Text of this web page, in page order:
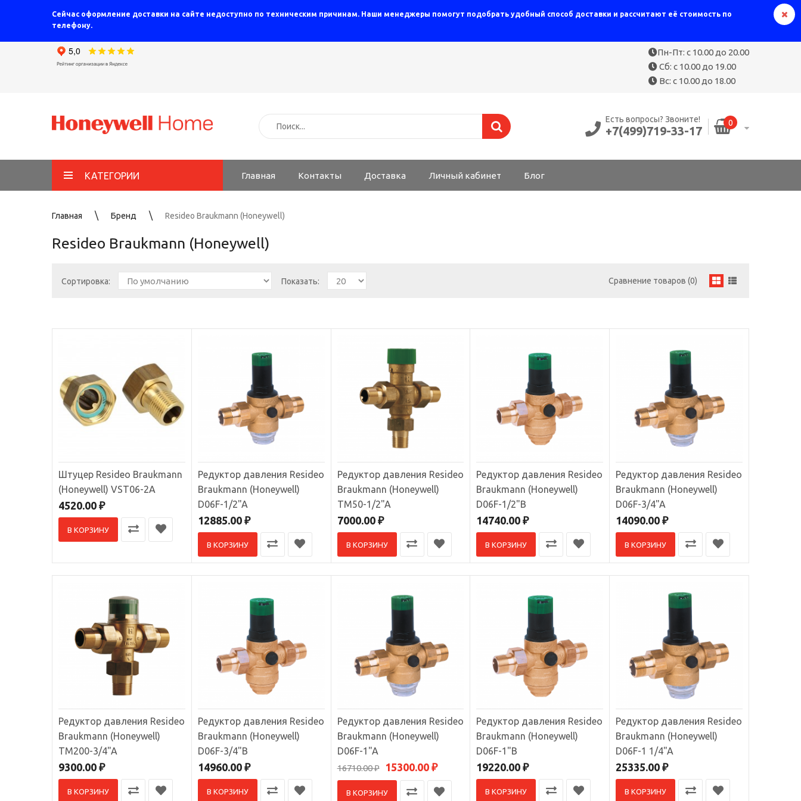
Сейчас оформление доставки на сайте недоступно по техническим причинам. Наши менеджеры помогут подобрать удобный способ доставки и рассчитают её стоимость по
телефону.
Пн-Пт: с 10.00 до 20.00
Сб: с 10.00 до 19.00
Вс: с 10.00 до 18.00
Есть вопросы? Звоните!
+7(499)719-33-17
0
КАТЕГОРИИ Главная Контакты Доставка Личный кабинет Блог
Главная Бренд Resideo Braukmann (Honeywell)
Resideo Braukmann (Honeywell)
Сравнение товаров (0)
Сортировка: Показать:
Комплект фитингов VST06-2A.Состав комплекта:Втулка с наружной резьбой 2" - 2
4520.00 ₽
В КОРЗИНУ
В сравнение
В избранное
Редуктор давления Resideo Braukmann (Honeywell) D06F-1/2"A
системе ..
12885.00 ₽
В КОРЗИНУ
В сравнение
В избранное
Редуктор давления Resideo Braukmann (Honeywell) TM50-1/2"A
Редуктор давления Honeywell TM50-1/2"A..
7000.00 ₽
В КОРЗИНУ
В сравнение
Редуктор давления Resideo Braukmann (Honeywell) D06F-1/2"B
Штуцер Resideo Braukmann
(Honeywell) VST06-2A
4520.00 ₽
В КОРЗИНУ
Редуктор давления Resideo
Braukmann (Honeywell)
D06F-1/2"A
12885.00 ₽
В КОРЗИНУ
Редуктор давления Resideo
Braukmann (Honeywell)
TM50-1/2"A
7000.00 ₽
В КОРЗИНУ
Редуктор давления Resideo
Braukmann (Honeywell)
D06F-1/2"B
14740.00 ₽
В КОРЗИНУ
Редуктор давления Resideo
Braukmann (Honeywell)
D06F-3/4"A
14090.00 ₽
В КОРЗИНУ
Редуктор давления Resideo
Braukmann (Honeywell)
TM200-3/4"A
9300.00 ₽
В КОРЗИНУ
Редуктор давления Resideo
Braukmann (Honeywell)
D06F-3/4"B
14960.00 ₽
В КОРЗИНУ
Редуктор давления Resideo
Braukmann (Honeywell)
D06F-1"A
16710.00 ₽ 15300.00 ₽
В КОРЗИНУ
Редуктор давления Resideo
Braukmann (Honeywell)
D06F-1"B
19220.00 ₽
В КОРЗИНУ
Редуктор давления Resideo
Braukmann (Honeywell)
D06F-1 1/4"A
25335.00 ₽
В КОРЗИНУ